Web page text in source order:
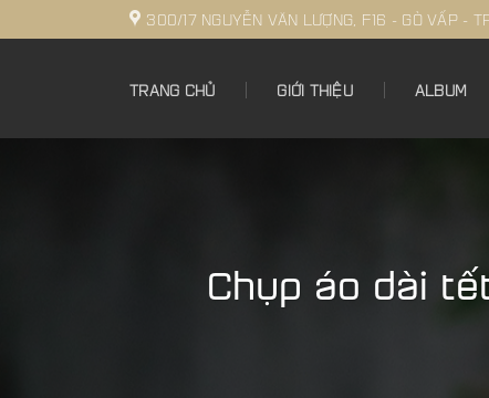
qua
300/17 NGUYỄN VĂN LƯỢNG, F16 - GÒ VẤP -
TRANG CHỦ GIỚI THIỆU ALBUM
Chụp áo dài